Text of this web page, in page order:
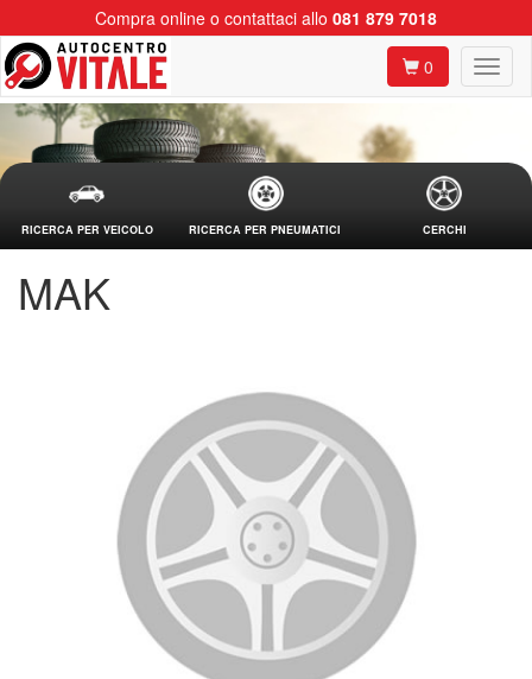
Compra online o contattaci allo 081 879 7018
0
RICERCA PER VEICOLO RICERCA PER PNEUMATICI CERCHI
MAK